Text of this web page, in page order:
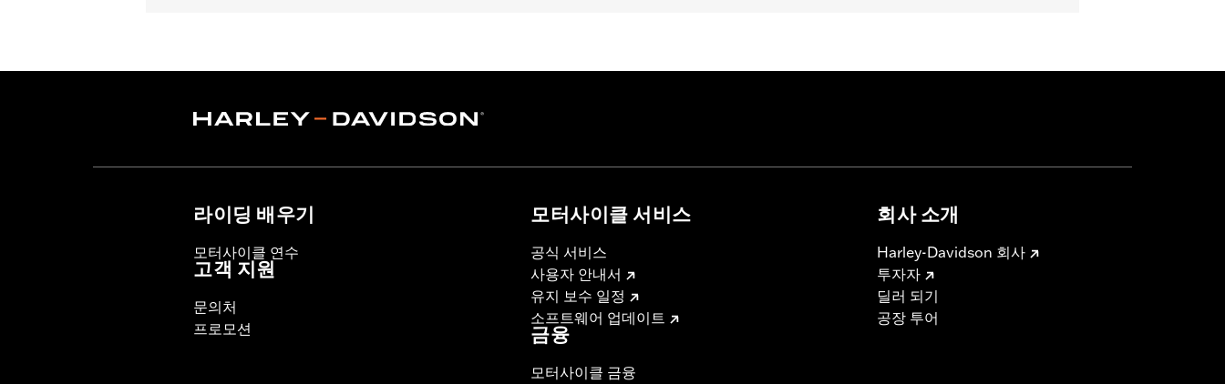
Sold In Units:Each
Rim Size: 3.0 x 16
manufacturers on the same motorcycle, can adversely affect stability, which could result in death or serious injury.
라이딩 배우기
모터사이클 연수
고객 지원
문의처
프로모션
모터사이클 서비스
공식 서비스
사용자 안내서
유지 보수 일정
소프트웨어 업데이트
금융
모터사이클 금융
회사 소개
Harley-Davidson 회사
투자자
딜러 되기
공장 투어